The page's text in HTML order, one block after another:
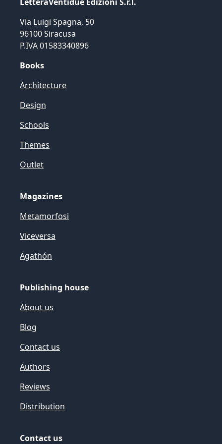
Via Luigi Spagna, 50
96100 Siracusa
P.IVA 01583340896
Books
Architecture
Design
Schools
Themes
Outlet
Magazines
Metamorfosi
Viceversa
Agathón
Publishing house
About us
Blog
Contact us
Authors
Reviews
Distribution
Contact us